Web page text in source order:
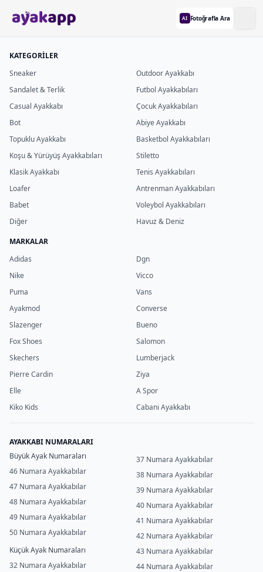
AI Fotoğrafla Ara
KATEGORİLER
Sneaker
Sandalet & Terlik
Casual Ayakkabı
Bot
Topuklu Ayakkabı
Koşu & Yürüyüş Ayakkabıları
Klasik Ayakkabı
Loafer
Babet
Diğer
Outdoor Ayakkabı
Futbol Ayakkabıları
Çocuk Ayakkabıları
Abiye Ayakkabı
Basketbol Ayakkabıları
Stiletto
Tenis Ayakkabıları
Antrenman Ayakkabıları
Voleybol Ayakkabıları
Havuz & Deniz
MARKALAR
Adidas
Nike
Puma
Ayakmod
Slazenger
Fox Shoes
Skechers
Pierre Cardin
Elle
Kiko Kids
Dgn
Vicco
Vans
Converse
Bueno
Salomon
Lumberjack
Ziya
A Spor
Cabani Ayakkabı
AYAKKABI NUMARALARI
Büyük Ayak Numaraları
46 Numara Ayakkabılar
47 Numara Ayakkabılar
48 Numara Ayakkabılar
49 Numara Ayakkabılar
50 Numara Ayakkabılar
Küçük Ayak Numaraları
32 Numara Ayakkabılar
37 Numara Ayakkabılar
38 Numara Ayakkabılar
39 Numara Ayakkabılar
40 Numara Ayakkabılar
41 Numara Ayakkabılar
42 Numara Ayakkabılar
43 Numara Ayakkabılar
44 Numara Ayakkabılar